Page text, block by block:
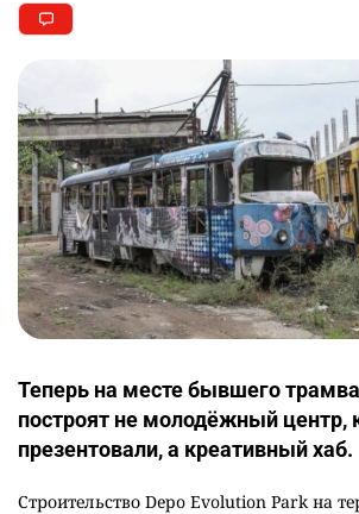
Теперь на месте бывшего
построят не молодёжный центр,
презентовали, а креативный хаб.
Строительство Depo Evolution Park на